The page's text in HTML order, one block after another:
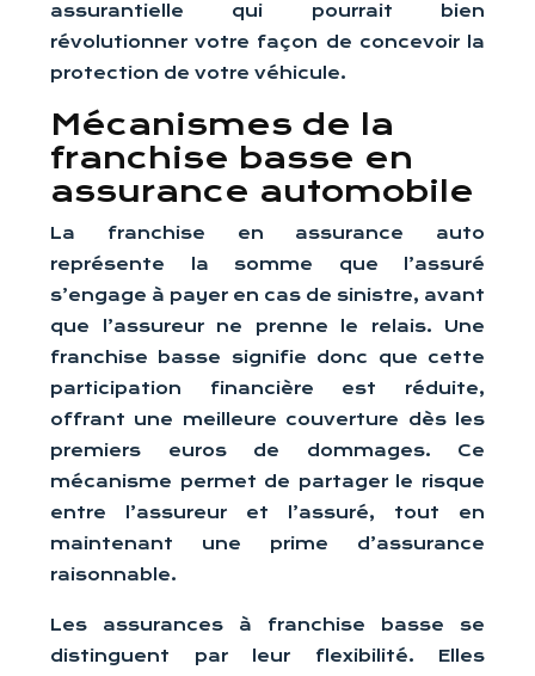
assurantielle qui pourrait bien
révolutionner votre façon de concevoir la
protection de votre véhicule.
Mécanismes de la
franchise basse en
assurance automobile
La franchise en assurance auto
représente la somme que l’assuré
s’engage à payer en cas de sinistre, avant
que l’assureur ne prenne le relais. Une
franchise basse signifie donc que cette
participation financière est réduite,
offrant une meilleure couverture dès les
premiers euros de dommages. Ce
mécanisme permet de partager le risque
entre l’assureur et l’assuré, tout en
maintenant une prime d’assurance
raisonnable.
Les assurances à franchise basse se
distinguent par leur flexibilité. Elles